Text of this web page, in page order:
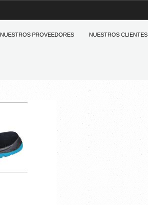
NUESTROS PROVEEDORES NUESTROS CLIENTES